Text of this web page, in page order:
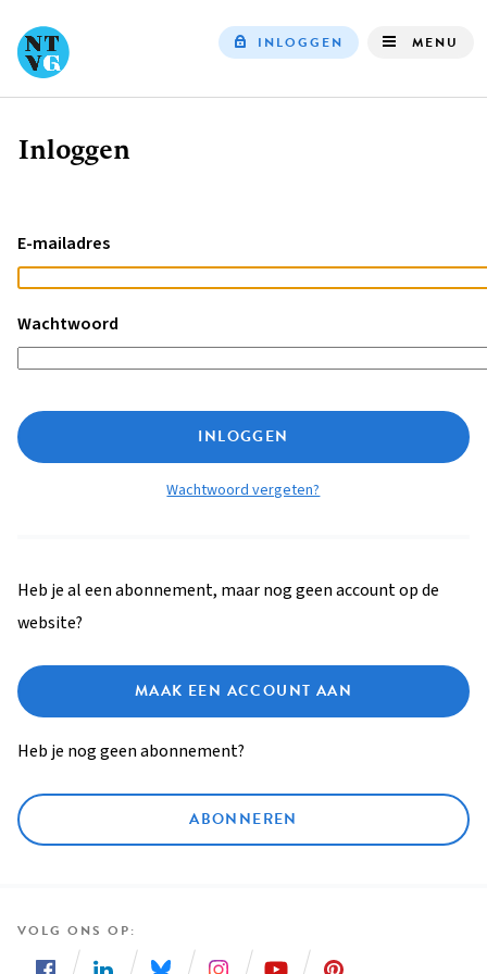
INLOGGEN MENU
Kruimelpad
Inloggen
E-mailadres
Wachtwoord
INLOGGEN
Wachtwoord vergeten?
Heb je al een abonnement, maar nog geen account op de
website?
MAAK EEN ACCOUNT AAN
Heb je nog geen abonnement?
ABONNEREN
VOLG ONS OP